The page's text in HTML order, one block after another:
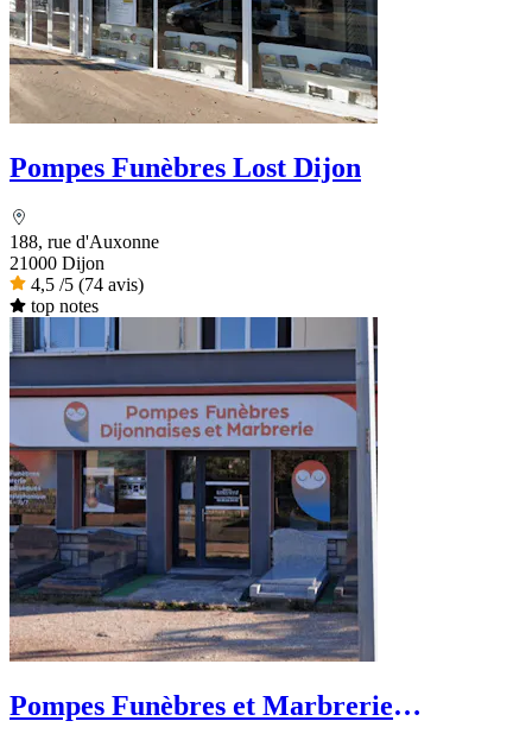
Pompes Funèbres Lost Dijon
188, rue d'Auxonne
21000 Dijon
4,5 /5 (74 avis)
top notes
Pompes Funèbres et Marbrerie